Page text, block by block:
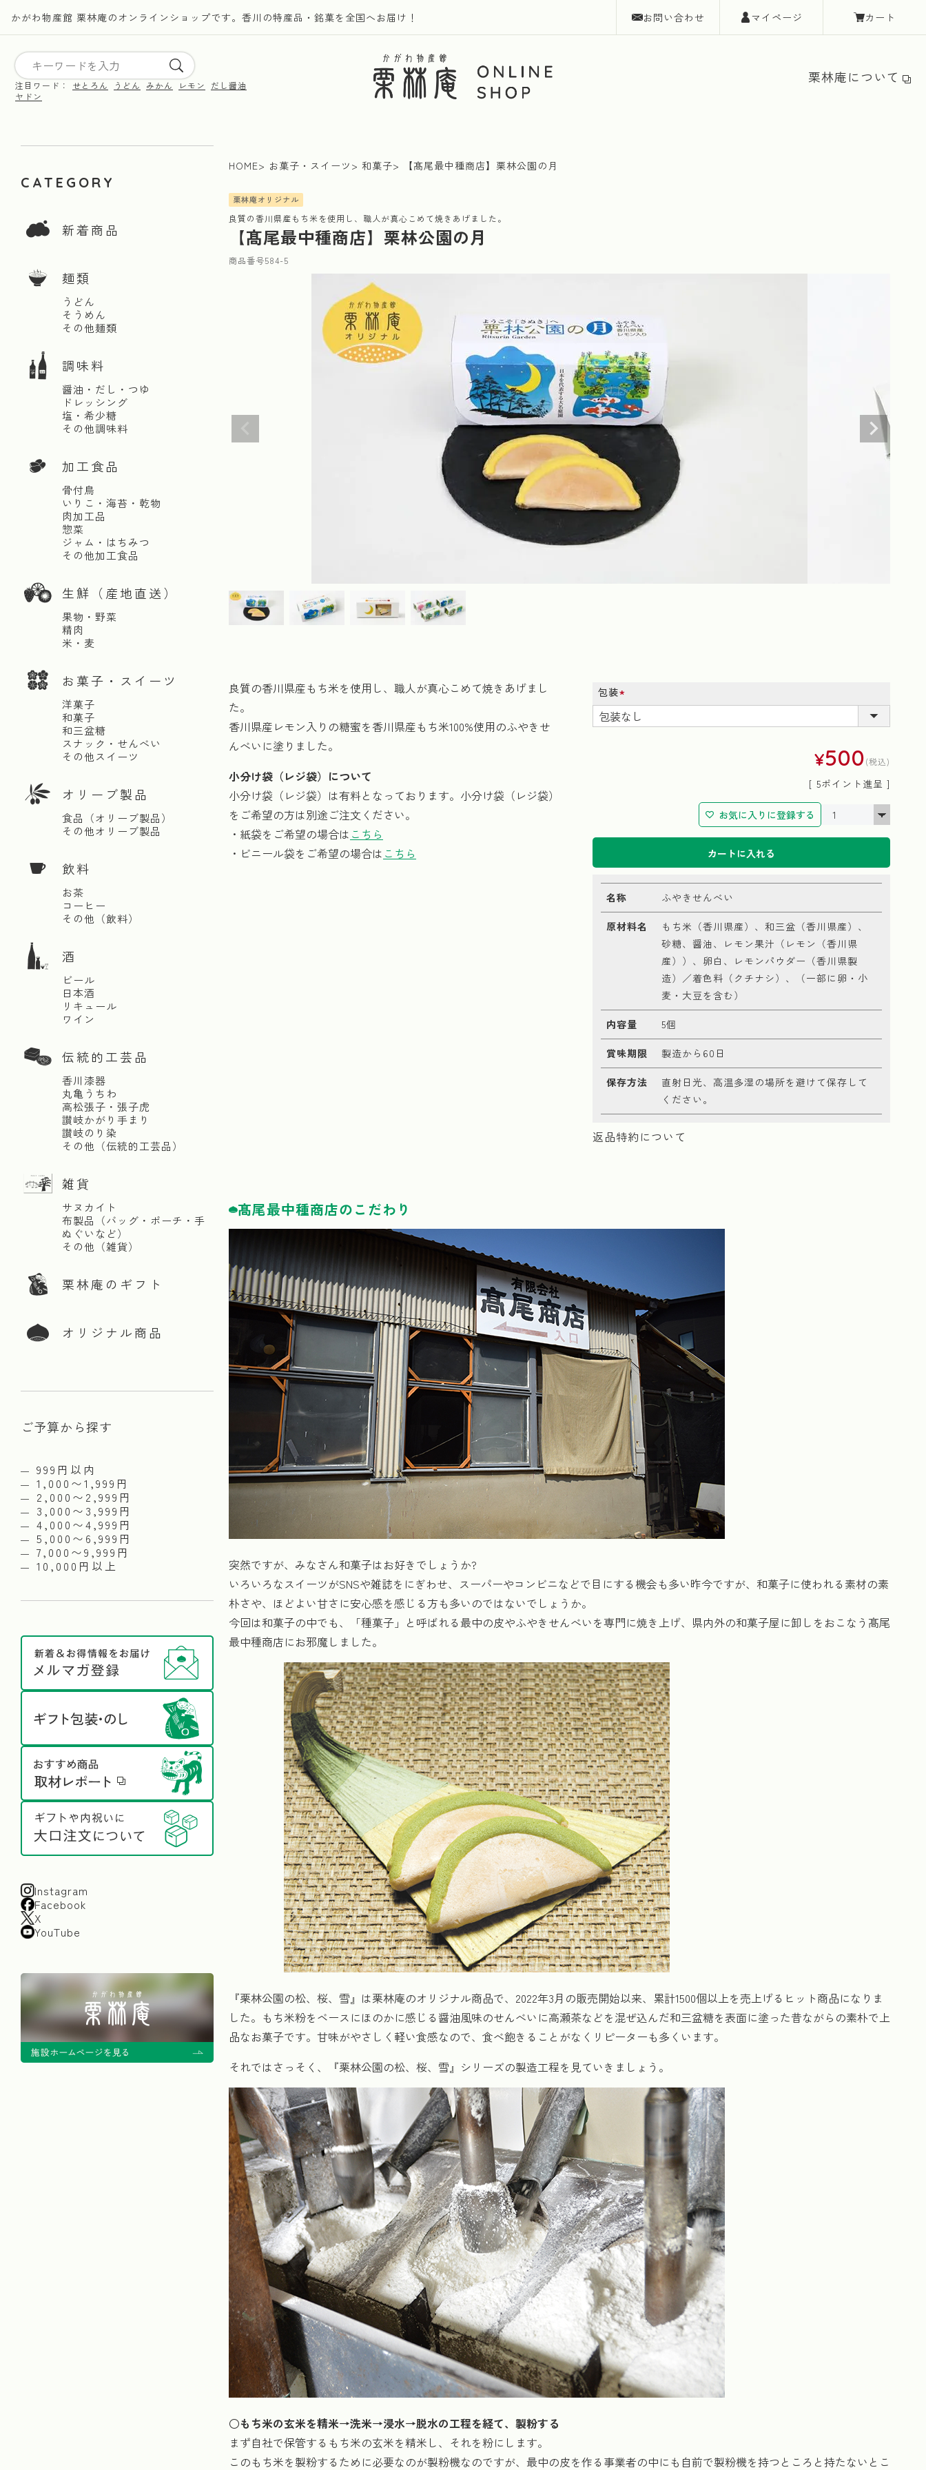
かがわ物産館 栗林庵のオンラインショップです。香川の特産品・銘菓を全国へお届け！ お問い合わせ マイページ カート
注目ワード： せとろん うどん みかん レモン
だし醤油
ヤドン
栗林庵について
CATEGORY
新着商品
麺類
うどん
そうめん
その他麺類
調味料
醤油・だし・つゆ
ドレッシング
塩・希少糖
その他調味料
加工食品
骨付鳥
いりこ・海苔・乾物
肉加工品
惣菜
ジャム・はちみつ
その他加工食品
生鮮（産地直送）
果物・野菜
精肉
米・麦
お菓子・スイーツ
洋菓子
和菓子
和三盆糖
スナック・せんべい
その他スイーツ
オリーブ製品
食品（オリーブ製品）
その他オリーブ製品
飲料
お茶
コーヒー
その他（飲料）
酒
ビール
日本酒
リキュール
ワイン
伝統的工芸品
香川漆器
丸亀うちわ
高松張子・張子虎
讃岐かがり手まり
讃岐のり染
その他（伝統的工芸品）
雑貨
サヌカイト
布製品（バッグ・ポーチ・手
ぬぐいなど）
その他（雑貨）
栗林庵のギフト
オリジナル商品
ご予算から探す
999円以内
1,000〜1,999円
2,000〜2,999円
3,000〜3,999円
4,000〜4,999円
5,000〜6,999円
7,000〜9,999円
10,000円以上
Instagram
Facebook
X
YouTube
HOME お菓子・スイーツ 和菓子 【髙尾最中種商店】栗林公園の月
栗林庵オリジナル
良質の香川県産もち米を使用し、職人が真心こめて焼きあげました。
【髙尾最中種商店】栗林公園の月
商品番号584-5
良質の香川県産もち米を使用し、職人が真心こめて焼きあげまし
た。
香川県産レモン入りの糖蜜を香川県産もち米100%使用のふやきせ
んべいに塗りました。
小分け袋（レジ袋）について
小分け袋（レジ袋）は有料となっております。小分け袋（レジ袋）
をご希望の方は別途ご注文ください。
・紙袋をご希望の場合は こちら
・ビニール袋をご希望の場合は こちら
包装
(必
須)
¥500 税込
[ 5ポイント進呈 ]
お気に入りに登録する
カートに入れる
名称 ふやきせんべい
原材料名
もち米（香川県産）、和三盆（香川県産）、
砂糖、醤油、レモン果汁（レモン（香川県
産））、卵白、レモンパウダー（香川県製
造）／着色料（クチナシ）、（一部に卵・小
麦・大豆を含む）
内容量 5個
賞味期限 製造から60日
保存方法
直射日光、高温多湿の場所を避けて保存して
ください。
返品特約について
髙尾最中種商店のこだわり
突然ですが、みなさん和菓子はお好きでしょうか?
いろいろなスイーツがSNSや雑誌をにぎわせ、スーパーやコンビニなどで目にする機会も多い昨今ですが、和菓子に使われる素材の素
朴さや、ほどよい甘さに安心感を感じる方も多いのではないでしょうか。
今回は和菓子の中でも、「種菓子」と呼ばれる最中の皮やふやきせんべいを専門に焼き上げ、県内外の和菓子屋に卸しをおこなう髙尾
最中種商店にお邪魔しました。
『栗林公園の松、桜、雪』は栗林庵のオリジナル商品で、2022年3月の販売開始以来、累計1500個以上を売上げるヒット商品になりま
した。もち米粉をベースにほのかに感じる醤油風味のせんべいに高瀬茶などを混ぜ込んだ和三盆糖を表面に塗った昔ながらの素朴で上
品なお菓子です。甘味がやさしく軽い食感なので、食べ飽きることがなくリピーターも多くいます。
それではさっそく、『栗林公園の松、桜、雪』シリーズの製造工程を見ていきましょう。
○もち米の玄米を精米→洗米→浸水→脱水の工程を経て、製粉する
まず自社で保管するもち米の玄米を精米し、それを粉にします。
このもち米を製粉するために必要なのが製粉機なのですが、最中の皮を作る事業者の中にも自前で製粉機を持つところと持たないとこ